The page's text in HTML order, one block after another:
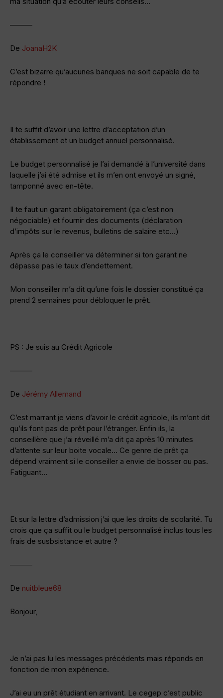
———
De JoanaH2K
C’est bizarre qu’aucunes banques ne soit capable de te
répondre !
Il te suffit d’avoir une lettre d’acceptation d’un
établissement et un budget annuel personnalisé.
Le budget personnalisé je l’ai demandé à l’université dans
laquelle j’ai été admise et ils m’en ont envoyé un signé,
tamponné avec en-tête.
Il te faut un garant obligatoirement (ça c’est non
négociable) et fournir des documents (déclaration
d’impôts sur le revenus, bulletins de salaire etc…)
Après ça le conseiller va déterminer si ton garant ne
dépasse pas le taux d’endettement.
Mon conseiller m’a dit qu’une fois le dossier constitué ça
prend 2 semaines pour débloquer le prêt.
PS : Je suis au Crédit Agricole
———
De Jérémy Allemand
C’est marrant je viens d’avoir le crédit agricole, ils m’ont dit
qu’ils font pas de prêt pour l’étranger. Enfin ils, la
conseillère que j’ai réveillé m’a dit ça après 10 minutes
d’attente sur leur boite vocale… Ce genre de prêt ça
dépend vraiment si le conseiller a envie de bosser ou pas.
Fatiguant…
Et sur la lettre d’admission j’ai que les droits de scolarité. Tu
crois que ça suffit ou le budget personnalisé inclus tous les
frais de susbsistance et autre ?
———
De nuitbleue68
Bonjour,
Je n’ai pas lu les messages précédents mais réponds en
fonction de mon expérience.
J’ai eu un prêt étudiant en arrivant. Le cegep c’est public